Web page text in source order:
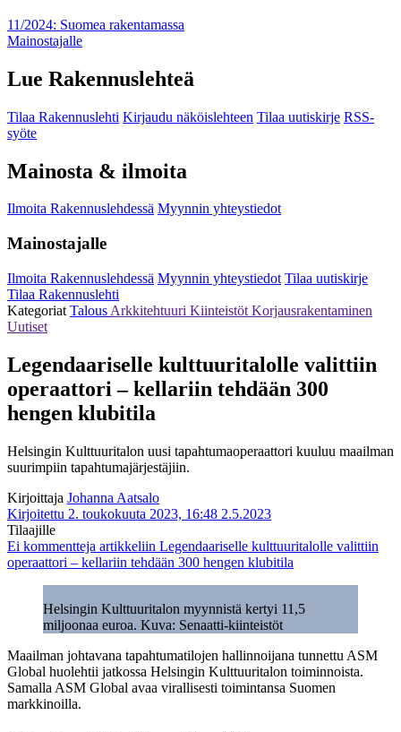
11/2024: Suomea rakentamassa
Mainostajalle
Lue Rakennuslehteä
Tilaa Rakennuslehti Kirjaudu näköislehteen Tilaa uutiskirje RSS-
syöte
Mainosta & ilmoita
Ilmoita Rakennuslehdessä Myynnin yhteystiedot
Mainostajalle
Ilmoita Rakennuslehdessä Myynnin yhteystiedot Tilaa uutiskirje
Tilaa Rakennuslehti
Kategoriat Talous Arkkitehtuuri Kiinteistöt Korjausrakentaminen
Uutiset
Legendaariselle kulttuuritalolle valittiin
operaattori – kellariin tehdään 300
hengen klubitila
Helsingin Kulttuuritalon uusi tapahtumaoperaattori kuuluu maailman
suurimpiin tapahtumajärjestäjiin.
Kirjoittaja Johanna Aatsalo
Kirjoitettu 2. toukokuuta 2023, 16:48 2.5.2023
Tilaajille
Ei kommentteja artikkeliin Legendaariselle kulttuuritalolle valittiin
operaattori – kellariin tehdään 300 hengen klubitila
Helsingin Kulttuuritalon myynnistä kertyi 11,5
miljoonaa euroa. Kuva: Senaatti-kiinteistöt
Maailman johtavana tapahtumatilojen hallinnoijana tunnettu ASM
Global huolehtii jatkossa Helsingin Kulttuuritalon toiminnoista.
Samalla ASM Global avaa virallisesti toimintansa Suomen
markkinoilla.